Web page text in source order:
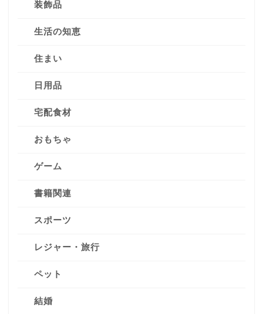
装飾品
生活の知恵
住まい
日用品
宅配食材
おもちゃ
ゲーム
書籍関連
スポーツ
レジャー・旅行
ペット
結婚